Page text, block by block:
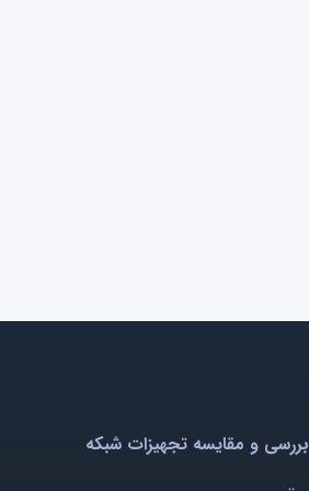
بررسی و مقایسه تجهیزات شبکه